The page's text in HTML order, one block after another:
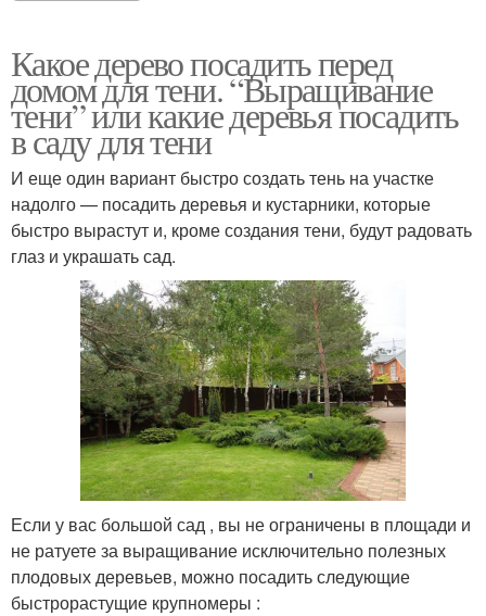
Какое дерево посадить перед
домом для тени. “Выращивание
тени” или какие деревья посадить
в саду для тени
И еще один вариант быстро создать тень на участке
надолго — посадить деревья и кустарники, которые
быстро вырастут и, кроме создания тени, будут радовать
глаз и украшать сад.
Если у вас большой сад , вы не ограничены в площади и
не ратуете за выращивание исключительно полезных
плодовых деревьев, можно посадить следующие
быстрорастущие крупномеры :